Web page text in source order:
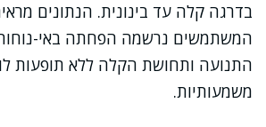
בדרגה קלה עד בינונית. הנתונים
המשתמשים נרשמה הפחתה באי-
התנועה ותחושת הקלה ללא תופעות
משמעותיות.